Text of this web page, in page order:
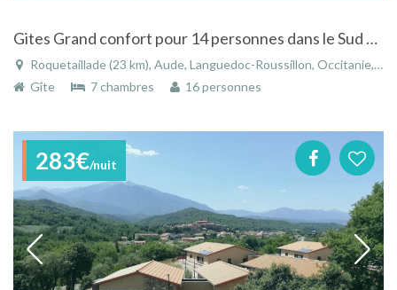
Gites Grand confort pour 14 personnes dans le Sud de la France à Roquetaillade
Roquetaillade (23 km), Aude, Languedoc-Roussillon, Occitanie, France
Gîte
7 chambres 16 personnes
283€/nuit